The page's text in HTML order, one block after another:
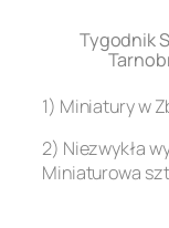
Tygodnik
1) Miniatury w
2) Niezwykła
Miniaturowa